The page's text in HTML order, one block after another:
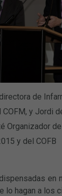
de
y Jordi
Organizador
y del COFB
en
lo hagan a los